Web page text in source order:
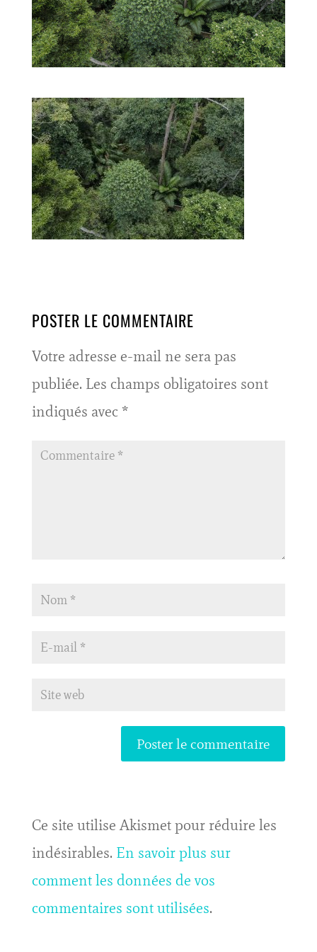
POSTER LE COMMENTAIRE
Votre adresse e-mail ne sera pas
publiée. Les champs obligatoires sont
indiqués avec *
Ce site utilise Akismet pour réduire les
indésirables. En savoir plus sur
comment les données de vos
commentaires sont utilisées.